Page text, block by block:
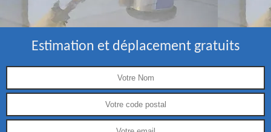
Estimation et déplacement gratuits